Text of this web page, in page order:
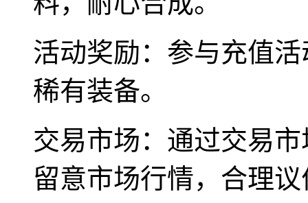
活动奖励：参与充值
稀有装备。
交易市场：通过交易
留意市场行情，合理